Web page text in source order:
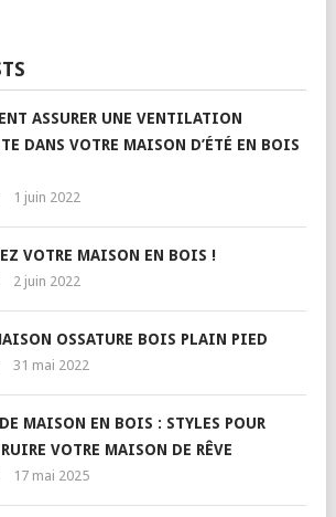
ASSURER UNE VENTILATION
DANS VOTRE MAISON D’ÉTÉ EN BOIS
1 juin 2022
VOTRE MAISON EN BOIS !
2 juin 2022
OSSATURE BOIS PLAIN PIED
31 mai 2022
MAISON EN BOIS : STYLES POUR
VOTRE MAISON DE RÊVE
17 mai 2025